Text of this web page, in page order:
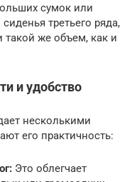
сумок или
третьего ряда,
такой же объем, как и
и удобство
несколькими
его практичность:
Это облегчает